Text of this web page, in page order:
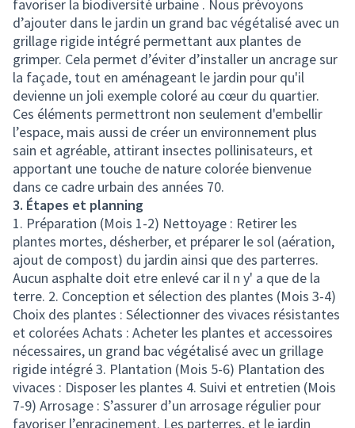
favoriser la biodiversité urbaine . Nous prévoyons
d’ajouter dans le jardin un grand bac végétalisé avec un
grillage rigide intégré permettant aux plantes de
grimper. Cela permet d’éviter d’installer un ancrage sur
la façade, tout en aménageant le jardin pour qu'il
devienne un joli exemple coloré au cœur du quartier.
Ces éléments permettront non seulement d'embellir
l’espace, mais aussi de créer un environnement plus
sain et agréable, attirant insectes pollinisateurs, et
apportant une touche de nature colorée bienvenue
dans ce cadre urbain des années 70.
3. Étapes et planning
1. Préparation (Mois 1-2) Nettoyage : Retirer les
plantes mortes, désherber, et préparer le sol (aération,
ajout de compost) du jardin ainsi que des parterres.
Aucun asphalte doit etre enlevé car il n y' a que de la
terre. 2. Conception et sélection des plantes (Mois 3-4)
Choix des plantes : Sélectionner des vivaces résistantes
et colorées Achats : Acheter les plantes et accessoires
nécessaires, un grand bac végétalisé avec un grillage
rigide intégré 3. Plantation (Mois 5-6) Plantation des
vivaces : Disposer les plantes 4. Suivi et entretien (Mois
7-9) Arrosage : S’assurer d’un arrosage régulier pour
favoriser l’enracinement. Les parterres, et le jardin